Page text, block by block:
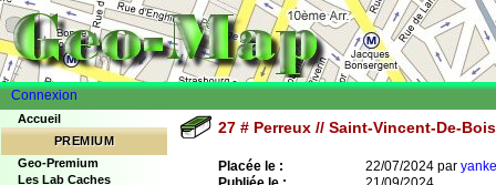
Connexion
Accueil
PREMIUM
Geo-Premium
Les Lab Caches
27 # Perreux // Saint-Vincent-De-
Placée le : 22/07/2024 par